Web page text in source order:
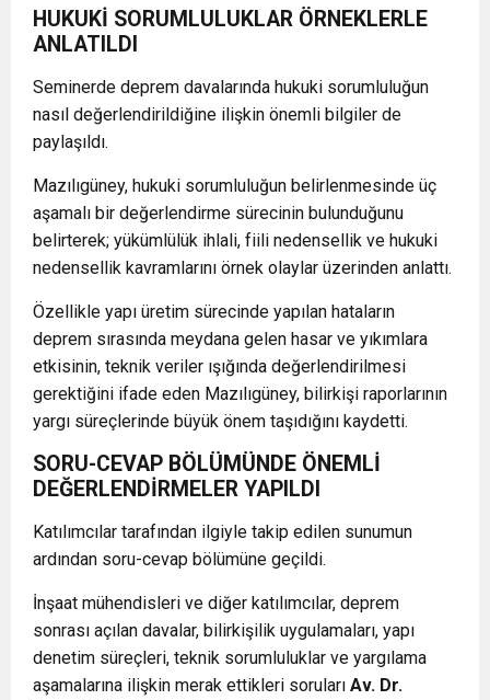
HUKUKİ SORUMLULUKLAR ÖRNEKLERLE
ANLATILDI
Seminerde deprem davalarında hukuki sorumluluğun
nasıl değerlendirildiğine ilişkin önemli bilgiler de
paylaşıldı.
Mazılıgüney, hukuki sorumluluğun belirlenmesinde üç
aşamalı bir değerlendirme sürecinin bulunduğunu
belirterek; yükümlülük ihlali, fiili nedensellik ve hukuki
nedensellik kavramlarını örnek olaylar üzerinden anlattı.
Özellikle yapı üretim sürecinde yapılan hataların
deprem sırasında meydana gelen hasar ve yıkımlara
etkisinin, teknik veriler ışığında değerlendirilmesi
gerektiğini ifade eden Mazılıgüney, bilirkişi raporlarının
yargı süreçlerinde büyük önem taşıdığını kaydetti.
SORU-CEVAP BÖLÜMÜNDE ÖNEMLİ
DEĞERLENDİRMELER YAPILDI
Katılımcılar tarafından ilgiyle takip edilen sunumun
ardından soru-cevap bölümüne geçildi.
İnşaat mühendisleri ve diğer katılımcılar, deprem
sonrası açılan davalar, bilirkişilik uygulamaları, yapı
denetim süreçleri, teknik sorumluluklar ve yargılama
aşamalarına ilişkin merak ettikleri soruları Av. Dr.